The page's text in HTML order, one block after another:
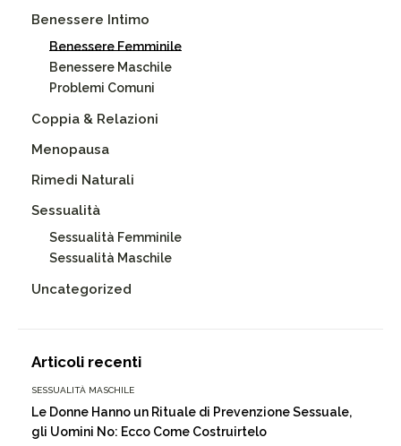
Benessere Intimo
Benessere Femminile
Benessere Maschile
Problemi Comuni
Coppia & Relazioni
Menopausa
Rimedi Naturali
Sessualità
Sessualità Femminile
Sessualità Maschile
Uncategorized
Articoli recenti
SESSUALITÀ MASCHILE
Le Donne Hanno un Rituale di Prevenzione Sessuale,
gli Uomini No: Ecco Come Costruirtelo